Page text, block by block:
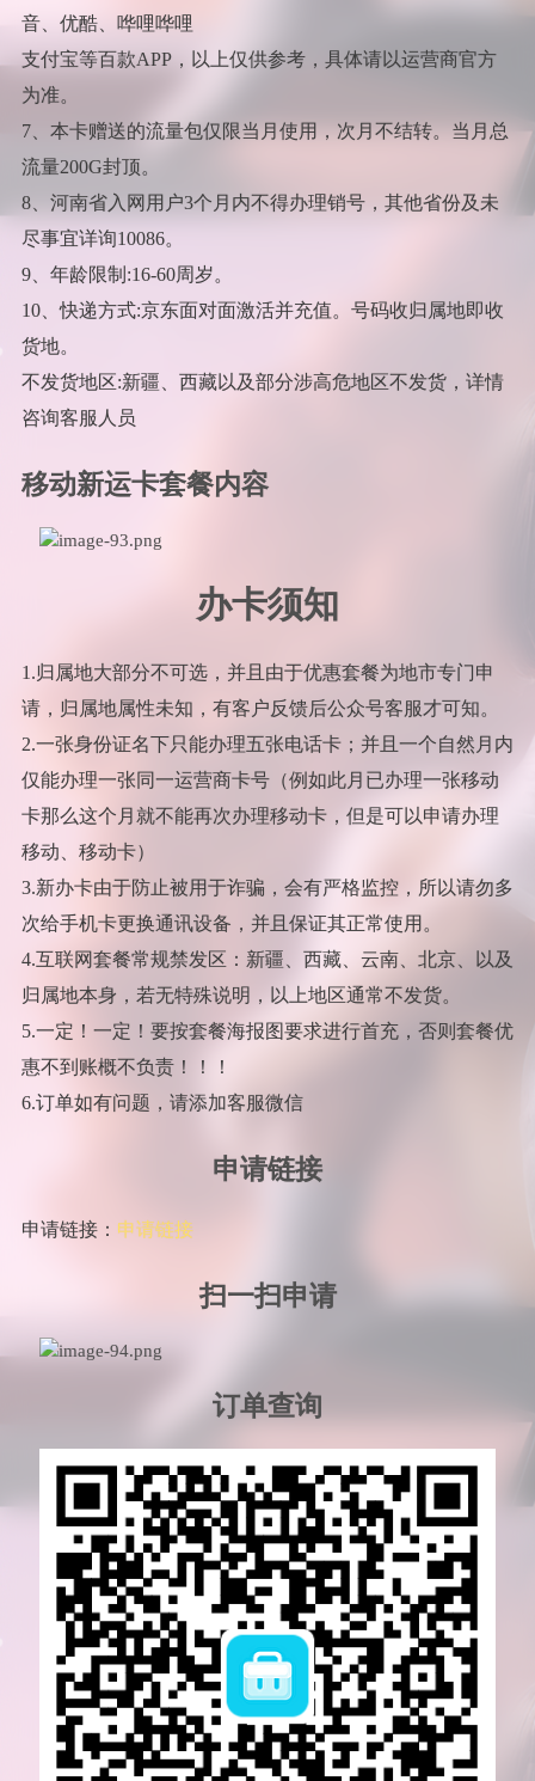
音、优酷、哗哩哗哩
支付宝等百款APP，以上仅供参考，具体请以运营商官方
为准。
7、本卡赠送的流量包仅限当月使用，次月不结转。当月总
流量200G封顶。
8、河南省入网用户3个月内不得办理销号，其他省份及未
尽事宜详询10086。
9、年龄限制:16-60周岁。
10、快递方式:京东面对面激活并充值。号码收归属地即收
货地。
不发货地区:新疆、西藏以及部分涉高危地区不发货，详情
咨询客服人员
移动新运卡套餐内容
办卡须知
1.归属地大部分不可选，并且由于优惠套餐为地市专门申
请，归属地属性未知，有客户反馈后公众号客服才可知。
2.一张身份证名下只能办理五张电话卡；并且一个自然月内
仅能办理一张同一运营商卡号（例如此月已办理一张移动
卡那么这个月就不能再次办理移动卡，但是可以申请办理
移动、移动卡）
3.新办卡由于防止被用于诈骗，会有严格监控，所以请勿多
次给手机卡更换通讯设备，并且保证其正常使用。
4.互联网套餐常规禁发区：新疆、西藏、云南、北京、以及
归属地本身，若无特殊说明，以上地区通常不发货。
5.一定！一定！要按套餐海报图要求进行首充，否则套餐优
惠不到账概不负责！！！
6.订单如有问题，请添加客服微信
申请链接
申请链接： 申请链接
扫一扫申请
订单查询